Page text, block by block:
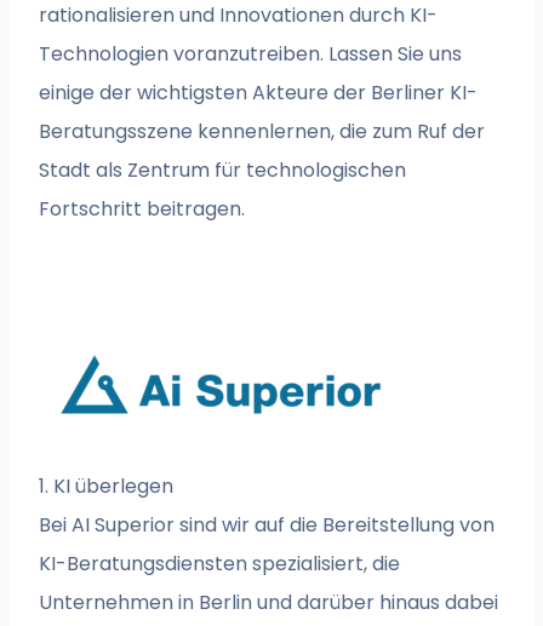
rationalisieren und Innovationen durch KI-
Technologien voranzutreiben. Lassen Sie uns
einige der wichtigsten Akteure der Berliner KI-
Beratungsszene kennenlernen, die zum Ruf der
Stadt als Zentrum für technologischen
Fortschritt beitragen.
1. KI überlegen
Bei AI Superior sind wir auf die Bereitstellung von
KI-Beratungsdiensten spezialisiert, die
Unternehmen in Berlin und darüber hinaus dabei